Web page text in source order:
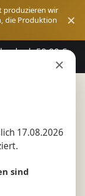
produzieren wir
die Produktion
×
×
17.08.2026
sind
ab 59,90 €